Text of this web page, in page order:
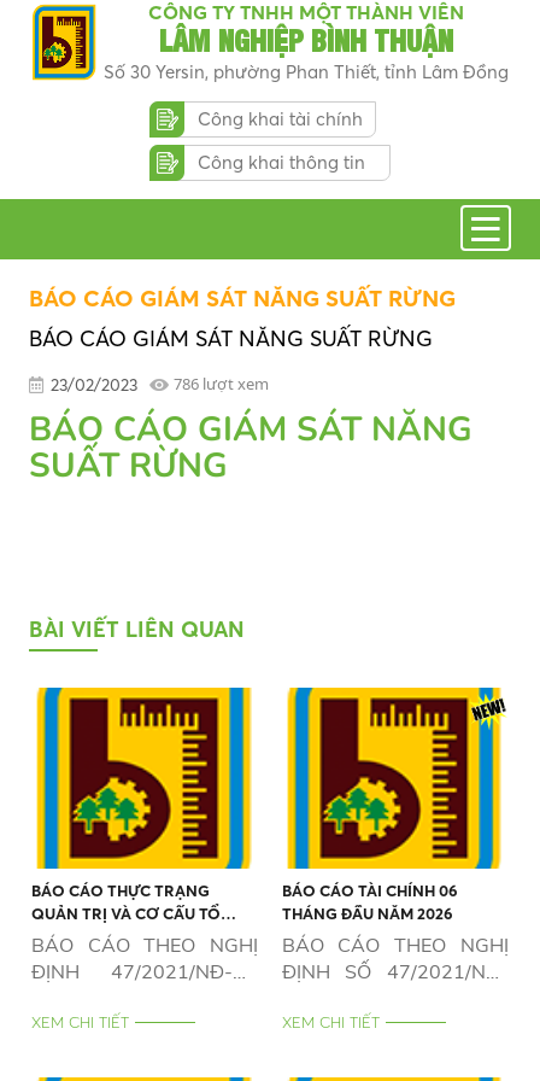
CÔNG TY TNHH MỘT THÀNH VIÊN
LÂM NGHIỆP BÌNH THUẬN
Số 30 Yersin, phường Phan Thiết, tỉnh Lâm Đồng
Công khai tài chính
Công khai thông tin
BÁO CÁO GIÁM SÁT NĂNG SUẤT RỪNG
BÁO CÁO GIÁM SÁT NĂNG SUẤT RỪNG
23/02/2023 786 lượt xem
BÁO CÁO GIÁM SÁT NĂNG
SUẤT RỪNG
BÀI VIẾT LIÊN QUAN
BÁO CÁO THỰC TRẠNG
QUẢN TRỊ VÀ CƠ CẤU TỔ
CHỨC CỦA DOANH NGHIỆP 6
BÁO CÁO THEO NGHỊ
ĐỊNH 47/2021/NĐ-CP
XEM CHI TIẾT
BÁO CÁO TÀI CHÍNH 06
THÁNG ĐẦU NĂM 2026
BÁO CÁO THEO NGHỊ
ĐỊNH SỐ 47/2021/NĐ-
XEM CHI TIẾT